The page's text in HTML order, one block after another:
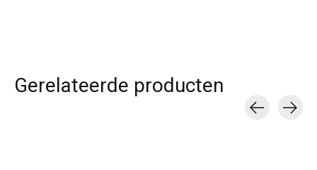
Gerelateerde producten